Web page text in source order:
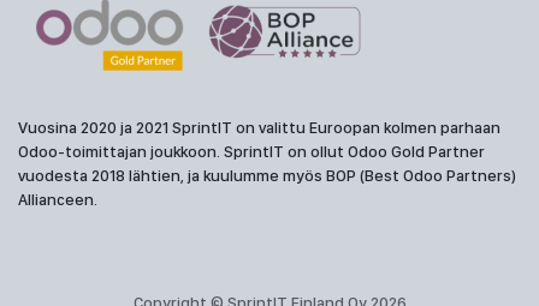
Vuosina 2020 ja 2021 SprintIT on valittu Euroopan kolmen parhaan
Odoo-toimittajan joukkoon. SprintIT on ollut Odoo Gold Partner
vuodesta 2018 lähtien, ja kuulumme myös BOP (Best Odoo Partners)
Allianceen.
Copyright © SprintIT Finland Oy 2026